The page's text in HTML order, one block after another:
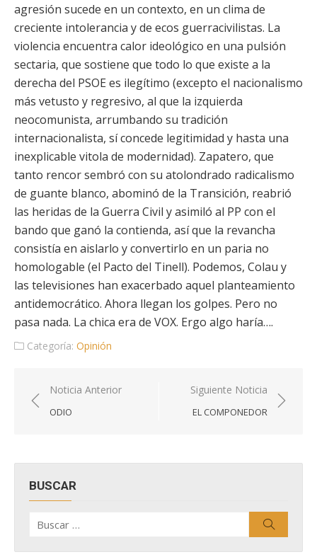
agresión sucede en un contexto, en un clima de
creciente intolerancia y de ecos guerracivilistas. La
violencia encuentra calor ideológico en una pulsión
sectaria, que sostiene que todo lo que existe a la
derecha del PSOE es ilegítimo (excepto el nacionalismo
más vetusto y regresivo, al que la izquierda
neocomunista, arrumbando su tradición
internacionalista, sí concede legitimidad y hasta una
inexplicable vitola de modernidad). Zapatero, que
tanto rencor sembró con su atolondrado radicalismo
de guante blanco, abominó de la Transición, reabrió
las heridas de la Guerra Civil y asimiló al PP con el
bando que ganó la contienda, así que la revancha
consistía en aislarlo y convertirlo en un paria no
homologable (el Pacto del Tinell). Podemos, Colau y
las televisiones han exacerbado aquel planteamiento
antidemocrático. Ahora llegan los golpes. Pero no
pasa nada. La chica era de VOX. Ergo algo haría….
Categoría: Opinión
Navegación
de
Noticia Anterior
ODIO
Siguiente Noticia
EL COMPONEDOR
BUSCAR
por: